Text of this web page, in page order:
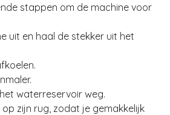
stappen om de machine voor
uit en haal de stekker uit het
waterreservoir weg.
zijn rug, zodat je gemakkelijk